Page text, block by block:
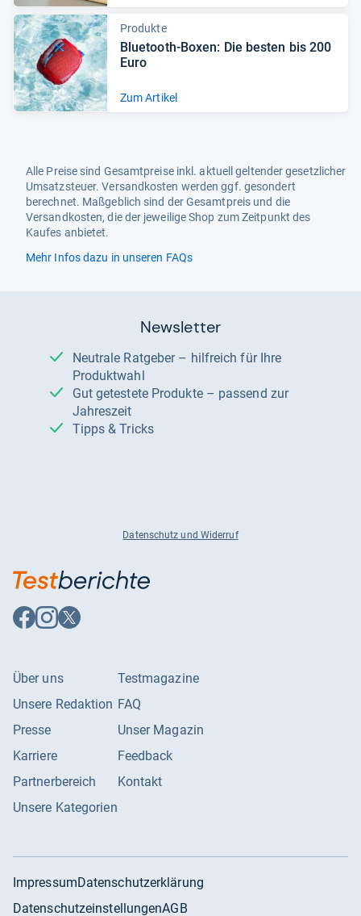
Produkte
Blue­tooth-​Boxen: Die bes­ten bis 200
Euro
Zum Artikel
Alle Preise sind Gesamtpreise inkl. aktuell geltender gesetzlicher
Umsatzsteuer. Versandkosten werden ggf. gesondert
berechnet. Maßgeblich sind der Gesamtpreis und die
Versandkosten, die der jeweilige Shop zum Zeitpunkt des
Kaufes anbietet.
Mehr Infos dazu in unseren FAQs
Newsletter
Neutrale Ratgeber – hilfreich für Ihre
Produktwahl
Gut getestete Produkte – passend zur
Jahreszeit
Tipps & Tricks
Datenschutz und Widerruf
Auf
Facebook
Auf
Instagram
Auf
X
Über uns
Unsere Redaktion
Presse
Karriere
Partnerbereich
Unsere Kategorien
Testmagazine
FAQ
Unser Magazin
Feedback
Kontakt
ImpressumDatenschutzerklärung
DatenschutzeinstellungenAGB